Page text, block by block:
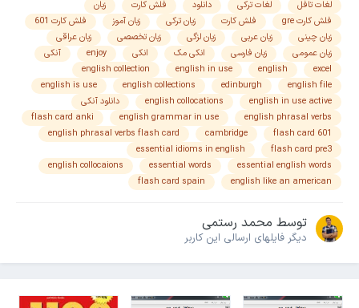
لغات تافل
لغات ترکی دانلود فلش کارت
زبان
فلش کارت gre
فلش کارت زبان ترکی زبان آموز
فلش کارت 601
زبان چینی
زبان عربی زبان لزگی زبان تخصصی
زبان عراقی
زبان عمومی
زبان فارسی انکی مک انکی enjoy
آنکی
excel
english
english in use
english collection
english file
edinburgh
english collections
english is use
english in use active
english collocations
دانلود آنکی
english phrasal verbs
english grammar in use
flash card anki
flash card 601
cambridge
english phrasal verbs flash card
flash card pre3
essential idioms in english
essential english words
essential words
english collocaions
english like an american
flash card spain
توسط محمد رستمی
دیگر فایل‎های ارسالی این کاربر